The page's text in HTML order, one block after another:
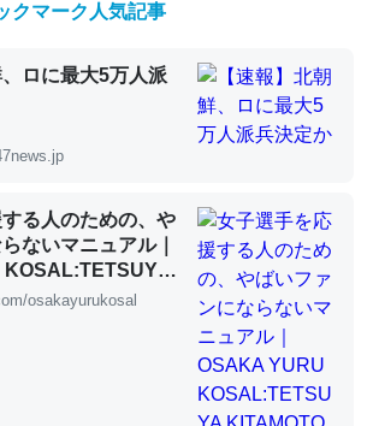
う「ずっと前の伏線」は回収されないけ
うには多い分量。進化すればするほど分
ム少ないのか。知らんかった。調べたら
シウム分はエビの600分の1程度。
発表】昆虫学の大問題＝「昆虫はなぜ海にいな
クマーク人気記事
、ロに最大5万人派
る人のための、や
ないマニュアル｜
osakayurukosal